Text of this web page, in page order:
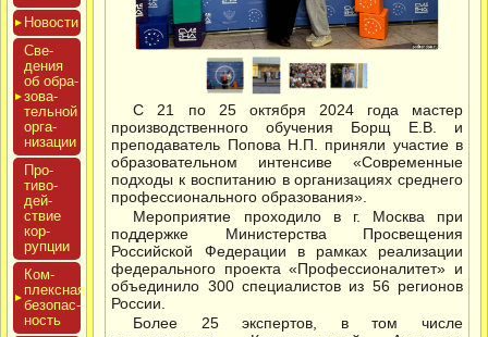
Новос­ти
Све­
дения
об об­ра­
зова­
тель­ной
ор­га­
низа­ции
Про­
тиво­
дей­
ствие
кор­
рупции
Ком­
плексная
бе­зопас­
ность
С 21 по 25 октября 2024 года мастер
производственного обучения Борщ Е.В. и
преподаватель Попова Н.П. приняли участие в
образовательном интенсиве «Современные
подходы к воспитанию в организациях среднего
профессионального образования».
Мероприятие проходило в г. Москва при
поддержке Министерства Просвещения
Российской Федерации в рамках реализации
федерального проекта «Профессионалитет» и
объединило 300 специалистов из 56 регионов
России.
Более 25 экспертов, в том числе